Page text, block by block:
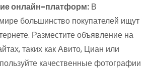
онлайн-платформ: В
большинство покупателей ищут
Разместите объявление на
таких как Авито, Циан или
качественные фотографии